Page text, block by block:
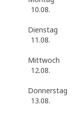
10.08.
Dienstag
11.08.
Mittwoch
12.08.
Donnerstag
13.08.